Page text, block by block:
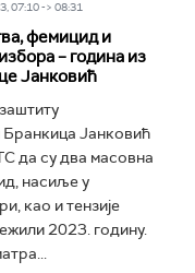
07:10 -> 08:31
фемицид и
– година из
Јанковић
Јанковић
да су два масовна
насиље у
као и тензије
2023. годину.